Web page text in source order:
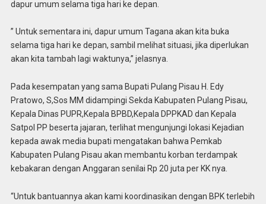
dapur umum selama tiga hari ke depan.
” Untuk sementara ini, dapur umum Tagana akan kita buka
selama tiga hari ke depan, sambil melihat situasi, jika diperlukan
akan kita tambah lagi waktunya,” jelasnya.
Pada kesempatan yang sama Bupati Pulang Pisau H. Edy
Pratowo, S,Sos MM didampingi Sekda Kabupaten Pulang Pisau,
Kepala Dinas PUPR,Kepala BPBD,Kepala DPPKAD dan Kepala
Satpol PP beserta jajaran, terlihat mengunjungi lokasi Kejadian
kepada awak media bupati mengatakan bahwa Pemkab
Kabupaten Pulang Pisau akan membantu korban terdampak
kebakaran dengan Anggaran senilai Rp 20 juta per KK nya.
“Untuk bantuannya akan kami koordinasikan dengan BPK terlebih